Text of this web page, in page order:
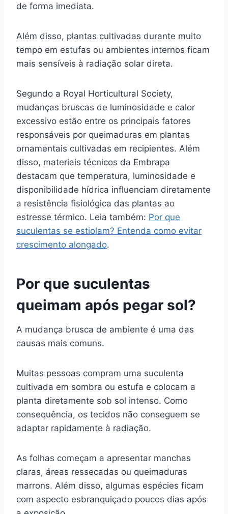
de forma imediata.
Além disso, plantas cultivadas durante muito
tempo em estufas ou ambientes internos ficam
mais sensíveis à radiação solar direta.
Segundo a Royal Horticultural Society,
mudanças bruscas de luminosidade e calor
excessivo estão entre os principais fatores
responsáveis por queimaduras em plantas
ornamentais cultivadas em recipientes. Além
disso, materiais técnicos da Embrapa
destacam que temperatura, luminosidade e
disponibilidade hídrica influenciam diretamente
a resistência fisiológica das plantas ao
estresse térmico. Leia também: Por que
suculentas se estiolam? Entenda como evitar
crescimento alongado.
Por que suculentas
queimam após pegar sol?
A mudança brusca de ambiente é uma das
causas mais comuns.
Muitas pessoas compram uma suculenta
cultivada em sombra ou estufa e colocam a
planta diretamente sob sol intenso. Como
consequência, os tecidos não conseguem se
adaptar rapidamente à radiação.
As folhas começam a apresentar manchas
claras, áreas ressecadas ou queimaduras
marrons. Além disso, algumas espécies ficam
com aspecto esbranquiçado poucos dias após